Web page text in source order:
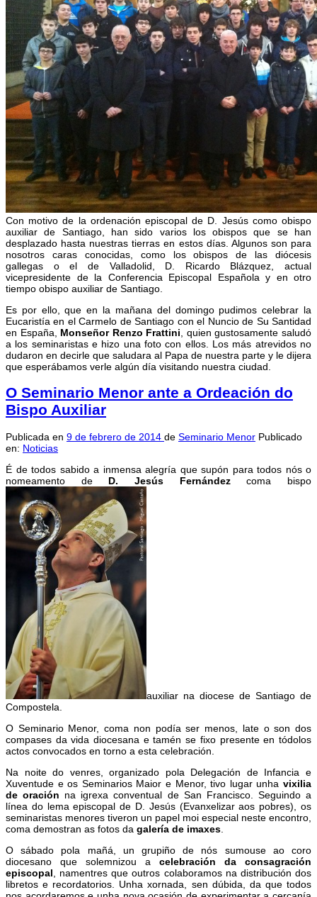
Con motivo de la ordenación episcopal de D. Jesús como obispo
auxiliar de Santiago, han sido varios los obispos que se han
desplazado hasta nuestras tierras en estos días. Algunos son para
nosotros caras conocidas, como los obispos de las diócesis
gallegas o el de Valladolid, D. Ricardo Blázquez, actual
vicepresidente de la Conferencia Episcopal Española y en otro
tiempo obispo auxiliar de Santiago.
Es por ello, que en la mañana del domingo pudimos celebrar la
Eucaristía en el Carmelo de Santiago con el Nuncio de Su Santidad
en España, Monseñor Renzo Frattini , quien gustosamente saludó
a los seminaristas e hizo una foto con ellos. Los más atrevidos no
dudaron en decirle que saludara al Papa de nuestra parte y le dijera
que esperábamos verle algún día visitando nuestra ciudad.
O Seminario Menor ante a Ordeación do
Bispo Auxiliar
Publicada en 9 de febrero de 2014 de Seminario Menor Publicado
en: Noticias
É de todos sabido a inmensa alegría que supón para todos nós o
nomeamento deD. Jesús Fernándezcoma bispo
auxiliar na diocese de Santiago de
Compostela.
O Seminario Menor, coma non podía ser menos, late o son dos
compases da vida diocesana e tamén se fixo presente en tódolos
actos convocados en torno a esta celebración.
Na noite do venres, organizado pola Delegación de Infancia e
Xuventude e os Seminarios Maior e Menor, tivo lugar unha vixilia
de oración na igrexa conventual de San Francisco. Seguindo a
línea do lema episcopal de D. Jesús (Evanxelizar aos pobres), os
seminaristas menores tiveron un papel moi especial neste encontro,
coma demostran as fotos da galería de imaxes
O sábado pola mañá, un grupiño de nós sumouse ao coro
diocesano que solemnizou a celebración da consagración
episcopal , namentres que outros colaboramos na distribución dos
libretos e recordatorios. Unha xornada, sen dúbida, da que todos